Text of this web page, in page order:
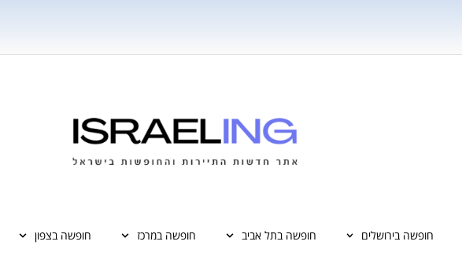
חופשה בירושלים חופשה בתל אביב חופשה במרכז חופשה בצפון